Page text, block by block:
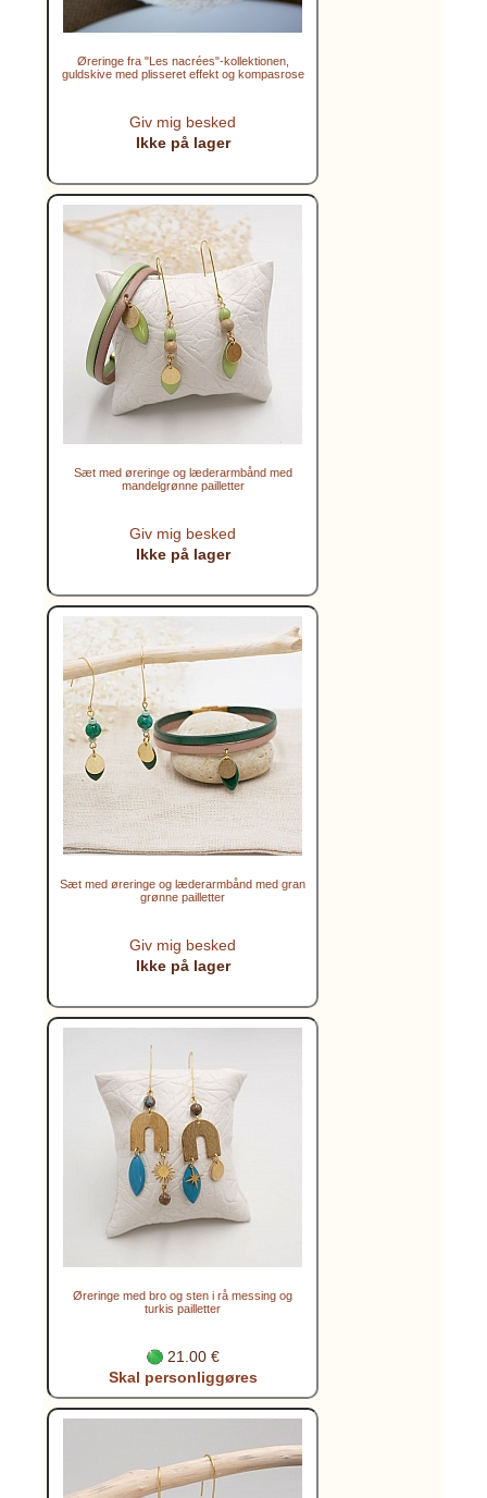
Øreringe fra "Les nacrées"-kollektionen,
guldskive med plisseret effekt og kompasrose
Giv mig besked
Ikke på lager
Sæt med øreringe og læderarmbånd med
mandelgrønne pailletter
Giv mig besked
Ikke på lager
Sæt med øreringe og læderarmbånd med gran
grønne pailletter
Giv mig besked
Ikke på lager
Øreringe med bro og sten i rå messing og
turkis pailletter
21.00 €
Skal personliggøres